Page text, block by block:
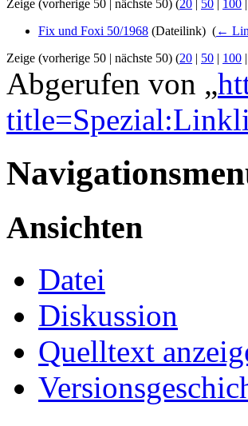
Zeige (vorherige 50 | nächste 50) (20 | 50 | 100 |
Fix und Foxi 50/1968 (Dateilink) ‎ (←
Zeige (vorherige 50 | nächste 50) (20 | 50 | 100 |
Abgerufen von „
Ansichten
Datei
Diskussion
Quelltext